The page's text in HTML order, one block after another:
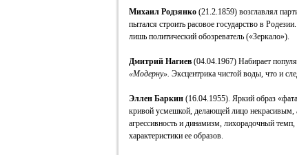
Михаил Родзянко (21.2.1859) возглавлял
пытался строить расовое государство в Родезии.
лишь политический обозреватель («Зеркало»).
Дмитрий Нагиев (04.04.1967) Набирает
«Модерну». Эксцентрика чистой воды, что и
Эллен Баркин (16.04.1955). Яркий образ
кривой усмешкой, делающей лицо
агрессивность и динамизм, лихорадочный
характеристики ее образов.